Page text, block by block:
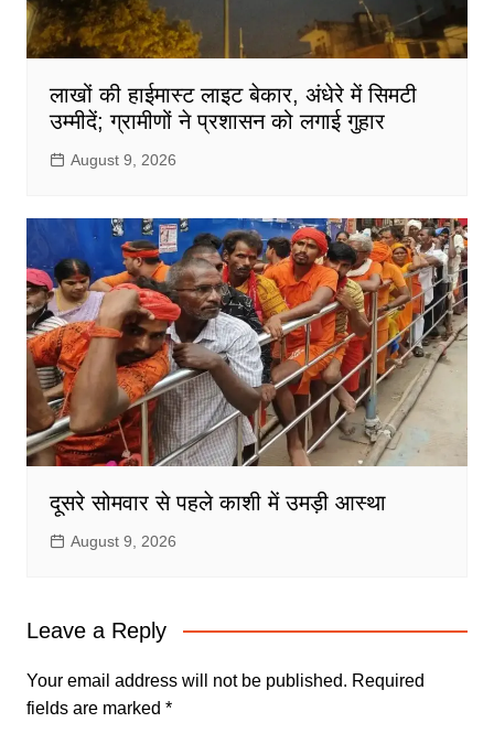
लाखों की हाईमास्ट लाइट बेकार, अंधेरे में सिमटी
उम्मीदें; ग्रामीणों ने प्रशासन को लगाई गुहार
August 9, 2026
दूसरे सोमवार से पहले काशी में उमड़ी आस्था
August 9, 2026
Leave a Reply
Your email address will not be published. Required
fields are marked *